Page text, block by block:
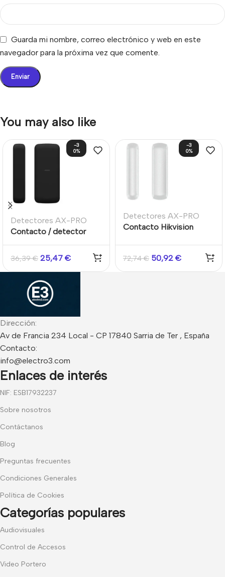
Guarda mi nombre, correo electrónico y web en este
navegador para la próxima vez que comente.
You may also like
-3
0%
Detectores AX-PRO
Contacto / detector
inalámbrico Superficie
43mm sistema AXPRO
36,39€ 25,47 €
-3
0%
Detectores AX-PRO
Contacto Hikvision
72,74€ 50,92 €
Dirección:
Av de Francia 234 Local - CP 17840 Sarria de Ter , España
Contacto:
info@electro3.com
Enlaces de interés
NIF: ESB17932237
Sobre nosotros
Contáctanos
Blog
Preguntas frecuentes
Condiciones Generales
Política de Cookies
Categorías populares
Audiovisuales
Control de Accesos
Video Portero